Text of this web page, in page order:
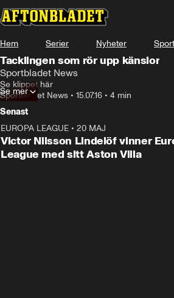
Hem Serier Nyheter Sport
Tacklingen som rör upp känslor
Sportbladet News
Se klippet här
Sportbladet News • 15.07.16 • 4 min
Se mer
Senast
EUROPA LEAGUE • 20 MAJ
Victor Nilsson Lindelöf vinner
League med sitt Aston Villa